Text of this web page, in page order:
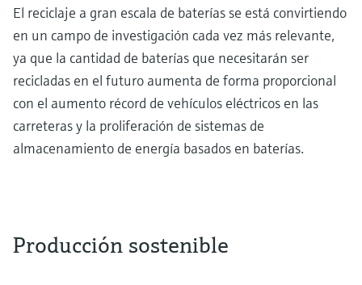
El reciclaje a gran escala de baterías se está convirtiendo
en un campo de investigación cada vez más relevante,
ya que la cantidad de baterías que necesitarán ser
recicladas en el futuro aumenta de forma proporcional
con el aumento récord de vehículos eléctricos en las
carreteras y la proliferación de sistemas de
almacenamiento de energía basados en baterías.
Producción sostenible